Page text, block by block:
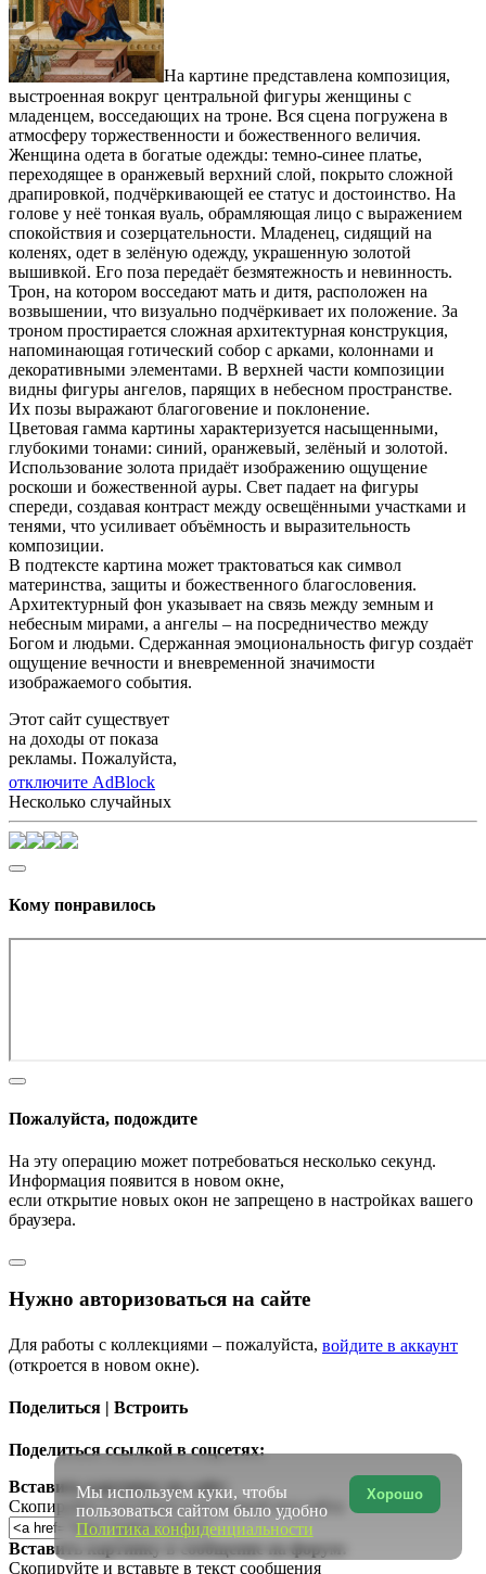
На картине представлена композиция,
выстроенная вокруг центральной фигуры женщины с
младенцем, восседающих на троне. Вся сцена погружена в
атмосферу торжественности и божественного величия.
Женщина одета в богатые одежды: темно-синее платье,
переходящее в оранжевый верхний слой, покрыто сложной
драпировкой, подчёркивающей ее статус и достоинство. На
голове у неё тонкая вуаль, обрамляющая лицо с выражением
спокойствия и созерцательности. Младенец, сидящий на
коленях, одет в зелёную одежду, украшенную золотой
вышивкой. Его поза передаёт безмятежность и невинность.
Трон, на котором восседают мать и дитя, расположен на
возвышении, что визуально подчёркивает их положение. За
троном простирается сложная архитектурная конструкция,
напоминающая готический собор с арками, колоннами и
декоративными элементами. В верхней части композиции
видны фигуры ангелов, парящих в небесном пространстве.
Их позы выражают благоговение и поклонение.
Цветовая гамма картины характеризуется насыщенными,
глубокими тонами: синий, оранжевый, зелёный и золотой.
Использование золота придаёт изображению ощущение
роскоши и божественной ауры. Свет падает на фигуры
спереди, создавая контраст между освещёнными участками и
тенями, что усиливает объёмность и выразительность
композиции.
В подтексте картина может трактоваться как символ
материнства, защиты и божественного благословения.
Архитектурный фон указывает на связь между земным и
небесным мирами, а ангелы – на посредничество между
Богом и людьми. Сдержанная эмоциональность фигур создаёт
ощущение вечности и вневременной значимости
изображаемого события.
Этот сайт существует
на доходы от показа
рекламы. Пожалуйста,
отключите AdBlock
Несколько случайных
Кому понравилось
Пожалуйста, подождите
На эту операцию может потребоваться несколько секунд.
Информация появится в новом окне,
если открытие новых окон не запрещено в настройках вашего
браузера.
Нужно авторизоваться на сайте
Для работы с коллекциями – пожалуйста, войдите в аккаунт
(откроется в новом окне).
Поделиться | Встроить
Поделиться ссылкой в соцсетях:
Вставить картинку на сайт:
Скопируйте и вставьте в исходный код сайта
Вставить картинку в сообщение на форум:
Скопируйте и вставьте в текст сообщения
Хорошо
Мы используем куки, чтобы
пользоваться сайтом было удобно
Политика конфиденциальности